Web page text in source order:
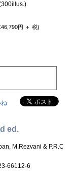
円 ＋ 税)
ね
ed.
M.Rezvani & P.R.C
66112-6